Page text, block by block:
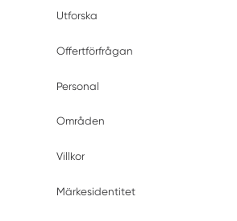
Utforska
Offertförfrågan
Personal
Områden
Villkor
Märkesidentitet